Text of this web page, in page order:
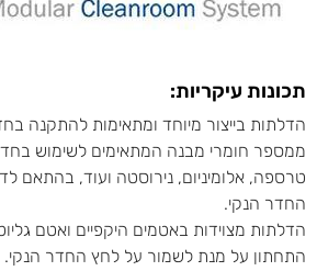
תכונות עיקריות:
הדלתות בייצור מיוחד ומתאימות להתקנה
טרספה, אלומיניום, נירוסטה ועוד, בהתאם
החדר הנקי.
הדלתות מצוידות באטמים היקפיים ואטם
התחתון על מנת לשמור על לחץ החדר הנקי.